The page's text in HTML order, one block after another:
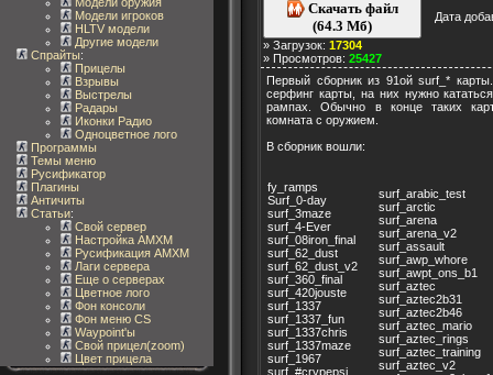
Модели игроков
HLTV модели
Другие модели
Спрайты:
Прицелы
Взрывы
Выстрелы
Радары
Иконки Радио
Одноцветное лого
Программы
Темы меню
Русификатор
Плагины
Античиты
Статьи:
Свой сервер
Настройка AMXM
Русификация AMXM
Лаги сервера
Еще о серверах
Цветное лого
Фон консоли
Фон меню CS
Waypoint'ы
Свой прицел(zoom)
Цвет прицела
Скачать файл
(64.3 Мб)
» Загрузок: 17304
» Просмотров: 25427
Дата
Первый сборник из 91ой surf_*
серфинг карты, на них нужно
рампах. Обычно в конце таких
комната с оружием.
В сборник вошли:
fy_ramps
Surf_0-day
surf_3maze
surf_4-Ever
surf_08iron_final
surf_62_dust
surf_62_dust_v2
surf_360_final
surf_420jouste
surf_1337
surf_1337_fun
surf_1337chris
surf_1337maze
surf_1967
surf_#crypepsi
surf_arabic_test
surf_arctic
surf_arena
surf_arena_v2
surf_assault
surf_awp_whore
surf_awpt_ons_b1
surf_aztec
surf_aztec2b31
surf_aztec2b46
surf_aztec_mario
surf_aztec_rings
surf_aztec_training
surf_aztec_v2